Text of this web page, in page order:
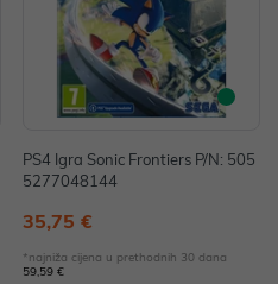
PS4 Igra Sonic Frontiers P/N: 505
5277048144
35,75 €
*najniža cijena u prethodnih 30 dana
59,59 €